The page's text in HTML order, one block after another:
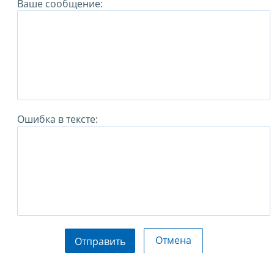
Ваше сообщение:
Ошибка в тексте:
Отправить Отмена